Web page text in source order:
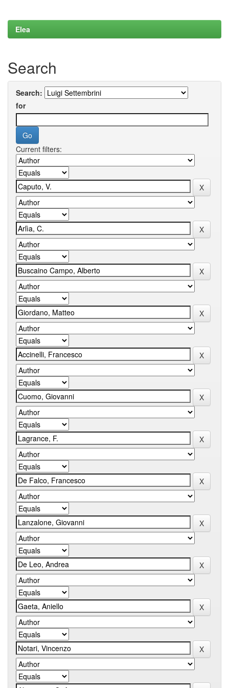
Elea
Search
Search:
for
Current filters: